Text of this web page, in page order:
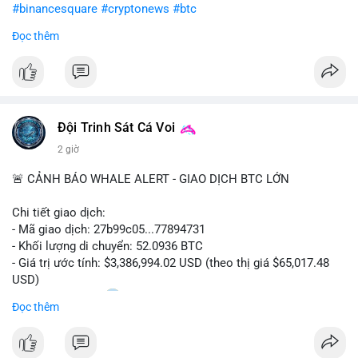
#binancesquare #cryptonews #btc
$btc
#vlikevn #titanbot
Đọc thêm
Đội Trinh Sát Cá Voi
2 giờ
🚨 CẢNH BÁO WHALE ALERT - GIAO DỊCH BTC LỚN
Chi tiết giao dịch:
- Mã giao dịch: 27b99c05...77894731
- Khối lượng di chuyển: 52.0936 BTC
- Giá trị ước tính: $3,386,994.02 USD (theo thị giá $65,017.48
USD)
- Thời gian: 10:20
Nhận định phân tích hành vi của Cá voi dựa trên giao dịch này:
Khối lượng 52.09 BTC tương đương 3.38 triệu USD được
Đọc thêm